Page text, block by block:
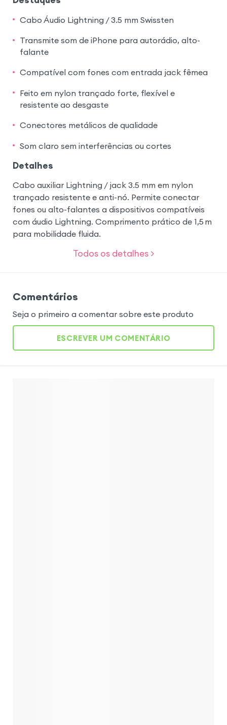
Cabo Áudio Lightning / 3.5 mm Swissten
Transmite som de iPhone para autorádio, alto-
falante
Compatível com fones com entrada jack fêmea
Feito em nylon trançado forte, flexível e
resistente ao desgaste
Conectores metálicos de qualidade
Som claro sem interferências ou cortes
Detalhes
Cabo auxiliar Lightning / jack 3.5 mm em nylon
trançado resistente e anti-nó. Permite conectar
fones ou alto-falantes a dispositivos compatíveis
com áudio Lightning. Comprimento prático de 1,5 m
para mobilidade fluida.
Todos os detalhes >
Comentários
Seja o primeiro a comentar sobre este produto
ESCREVER UM COMENTÁRIO